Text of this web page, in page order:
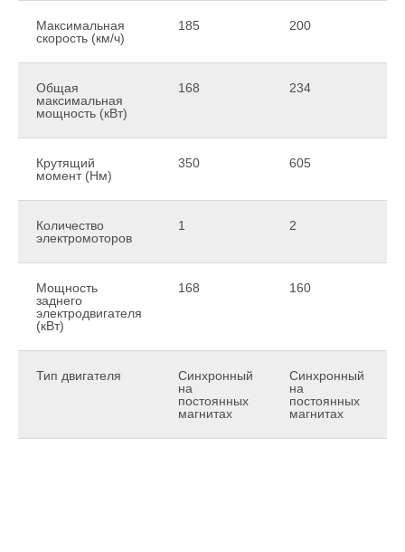
Максимальная
скорость (км/ч)
185 200
Общая
максимальная
мощность (кВт)
168 234
Крутящий
момент (Нм)
350 605
Количество
электромоторов
1 2
Мощность
заднего
электродвигателя
(кВт)
168 160
Тип двигателя
Синхронный
на
постоянных
магнитах
Синхронный
на
постоянных
магнитах